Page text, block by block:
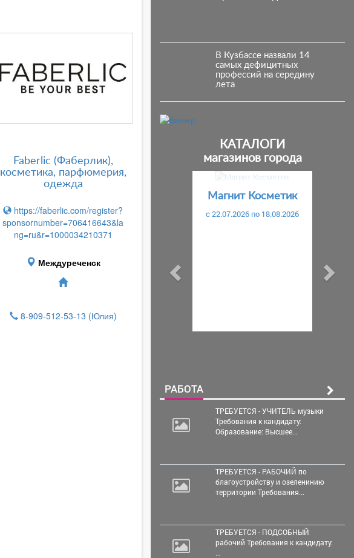
Faberlic (Фаберлик),
косметика, парфюмерия,
одежда
https://faberlic.com/register?
sponsornumber=706416643&la
ng=ru&r=1000034210371
Междуреченск
8-909-512-53-13 (Юлия)
В Кузбассе назвали 14
самых дефицитных
профессий на середину
лета
КАТАЛОГИ
магазинов города
Магнит Косметик
c 22.07.2026 по 18.08.2026
Предыдущий
РАБОТА
ТРЕБУЕТСЯ - УЧИТЕЛЬ музыки
Требования к кандидату:
Образование: Высшее...
ТРЕБУЕТСЯ - РАБОЧИЙ по
благоустройству и озеленинию
территории Требования...
ТРЕБУЕТСЯ - ПОДСОБНЫЙ
рабочий Требования к кандидату:
...